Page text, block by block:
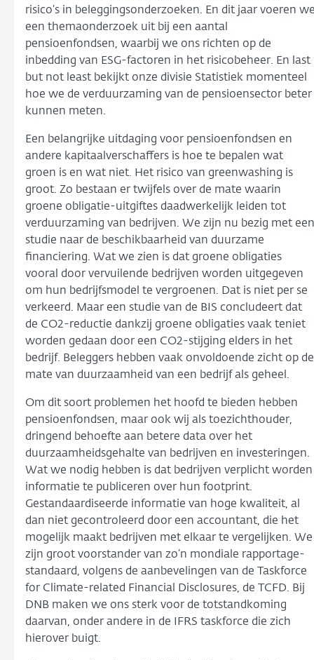
risico’s in beleggingsonderzoeken. En dit jaar voeren
een themaonderzoek uit bij een aantal
pensioenfondsen, waarbij we ons richten op de
inbedding van ESG-factoren in het risicobeheer. En last
but not least bekijkt onze divisie Statistiek momenteel
hoe we de verduurzaming van de pensioensector beter
kunnen meten.
Een belangrijke uitdaging voor pensioenfondsen en
andere kapitaalverschaffers is hoe te bepalen wat
groen is en wat niet. Het risico van greenwashing is
groot. Zo bestaan er twijfels over de mate waarin
groene obligatie-uitgiftes daadwerkelijk leiden tot
verduurzaming van bedrijven. We zijn nu bezig met een
studie naar de beschikbaarheid van duurzame
financiering. Wat we zien is dat groene obligaties
vooral door vervuilende bedrijven worden uitgegeven
om hun bedrijfsmodel te vergroenen. Dat is niet per se
verkeerd. Maar een studie van de BIS concludeert dat
de CO2-reductie dankzij groene obligaties vaak teniet
worden gedaan door een CO2-stijging elders in het
bedrijf. Beleggers hebben vaak onvoldoende zicht op de
mate van duurzaamheid van een bedrijf als geheel.
Om dit soort problemen het hoofd te bieden hebben
pensioenfondsen, maar ook wij als toezichthouder,
dringend behoefte aan betere data over het
duurzaamheidsgehalte van bedrijven en investeringen.
Wat we nodig hebben is dat bedrijven verplicht worden
informatie te publiceren over hun footprint.
Gestandaardiseerde informatie van hoge kwaliteit, al
dan niet gecontroleerd door een accountant, die het
mogelijk maakt bedrijven met elkaar te vergelijken. We
zijn groot voorstander van zo’n mondiale rapportage-
standaard, volgens de aanbevelingen van de Taskforce
for Climate-related Financial Disclosures, de TCFD. Bij
DNB maken we ons sterk voor de totstandkoming
daarvan, onder andere in de IFRS taskforce die zich
hierover buigt.